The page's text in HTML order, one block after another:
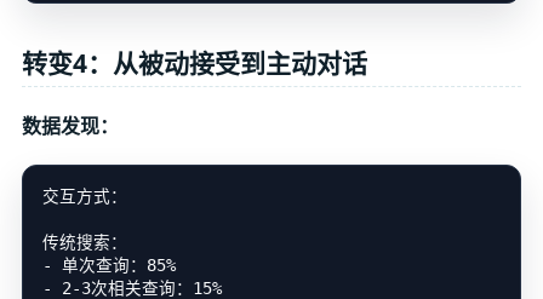
转变4：从被动接受到主动对话
数据发现：
交互方式：
传统搜索：
- 单次查询：85%
- 2-3次相关查询：15%